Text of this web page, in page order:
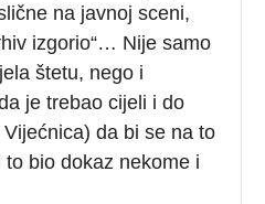
na javnoj sceni,
izgorio“… Nije samo
štetu, nego i
je trebao cijeli i do
da bi se na to
bio dokaz nekome i